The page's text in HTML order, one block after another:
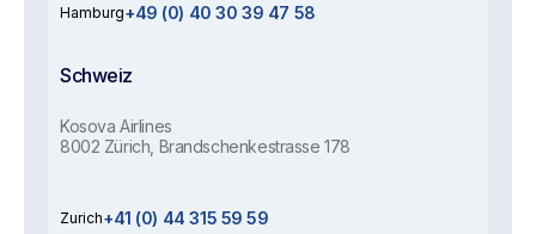
Hamburg+49 (0) 40 30 39 47 58
Schweiz
Kosova Airlines
8002 Zürich, Brandschenkestrasse 178
Zurich+41 (0) 44 315 59 59